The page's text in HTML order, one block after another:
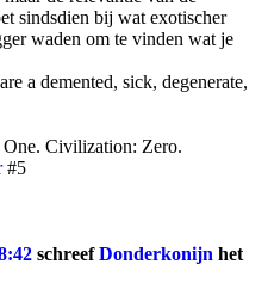
sindsdien bij wat exotischer
waden om te vinden wat je
a demented, sick, degenerate,
One. Civilization: Zero.
#5
schreefDonderkonijn het